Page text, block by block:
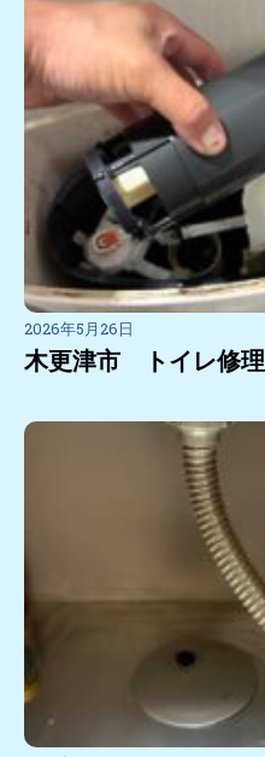
木更津市 トイレ修理
2026年5月26日